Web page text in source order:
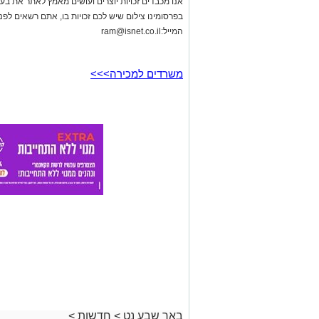
בפרסומינו צילום שיש לכם זכויות בו, אתם רשאים
המייל: ram@isnet.co.il
משרדים למכירה>>>
באר שבע נט > חדשות >